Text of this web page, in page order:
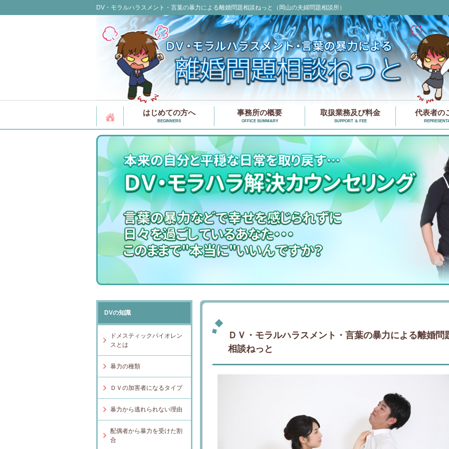
DV・モラルハラスメント・言葉の暴力による離婚問題相談ねっと（岡山の夫婦問題相談所）
はじめての方へ
BEGINNERS
事務所の概要
OFFICE SUMMARY
取扱業務及び料金
SUPPORT ＆ FEE
代表者の
ＤＶ・モラルハラスメント・言葉の暴力による離婚問
相談ねっと
DVの知識
ドメスティックバイオレン
スとは
暴力の種類
ＤＶの加害者になるタイプ
暴力から逃れられない理由
配偶者から暴力を受けた割
合